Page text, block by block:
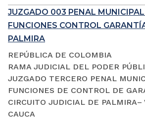
JUZGADO 003 PENAL
FUNCIONES CONTROL
PALMIRA
REPÚBLICA DE COLOMBIA
RAMA JUDICIAL DEL PODER
JUZGADO TERCERO PENAL
FUNCIONES DE CONTROL DE
CIRCUITO JUDICIAL DE
CAUCA